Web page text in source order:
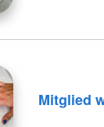
Mitglied